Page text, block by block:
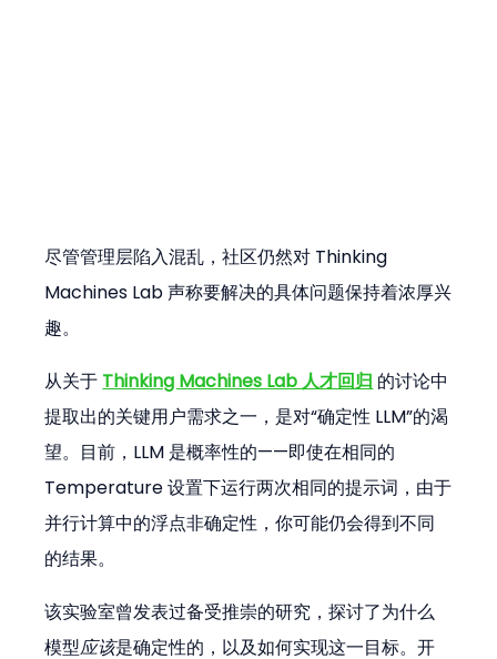
尽管管理层陷入混乱，社区仍然对 Thinking
Machines Lab 声称要解决的具体问题保持着浓厚兴
趣。
从关于 Thinking Machines Lab 人才回归 的讨论中
提取出的关键用户需求之一，是对“确定性 LLM”的渴
望。目前，LLM 是概率性的——即使在相同的
Temperature 设置下运行两次相同的提示词，由于
并行计算中的浮点非确定性，你可能仍会得到不同
的结果。
该实验室曾发表过备受推崇的研究，探讨了为什么
模型应该是确定性的，以及如何实现这一目标。开